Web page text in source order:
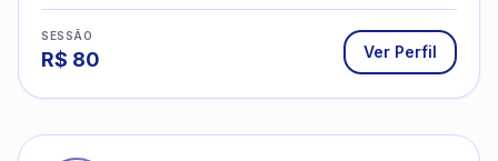
SESSÃO
R$ 80 Ver Perfil